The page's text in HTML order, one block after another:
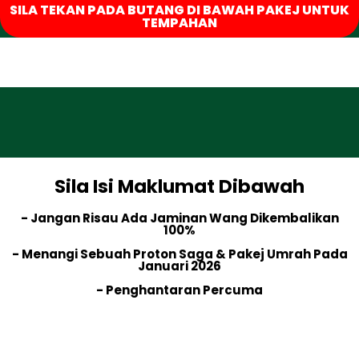
SILA TEKAN PADA BUTANG DI BAWAH PAKEJ UNTUK
TEMPAHAN
Sila Isi Maklumat Dibawah
- Jangan Risau Ada Jaminan Wang Dikembalikan
100%
- Menangi Sebuah Proton Saga & Pakej Umrah Pada
Januari 2026
- Penghantaran Percuma